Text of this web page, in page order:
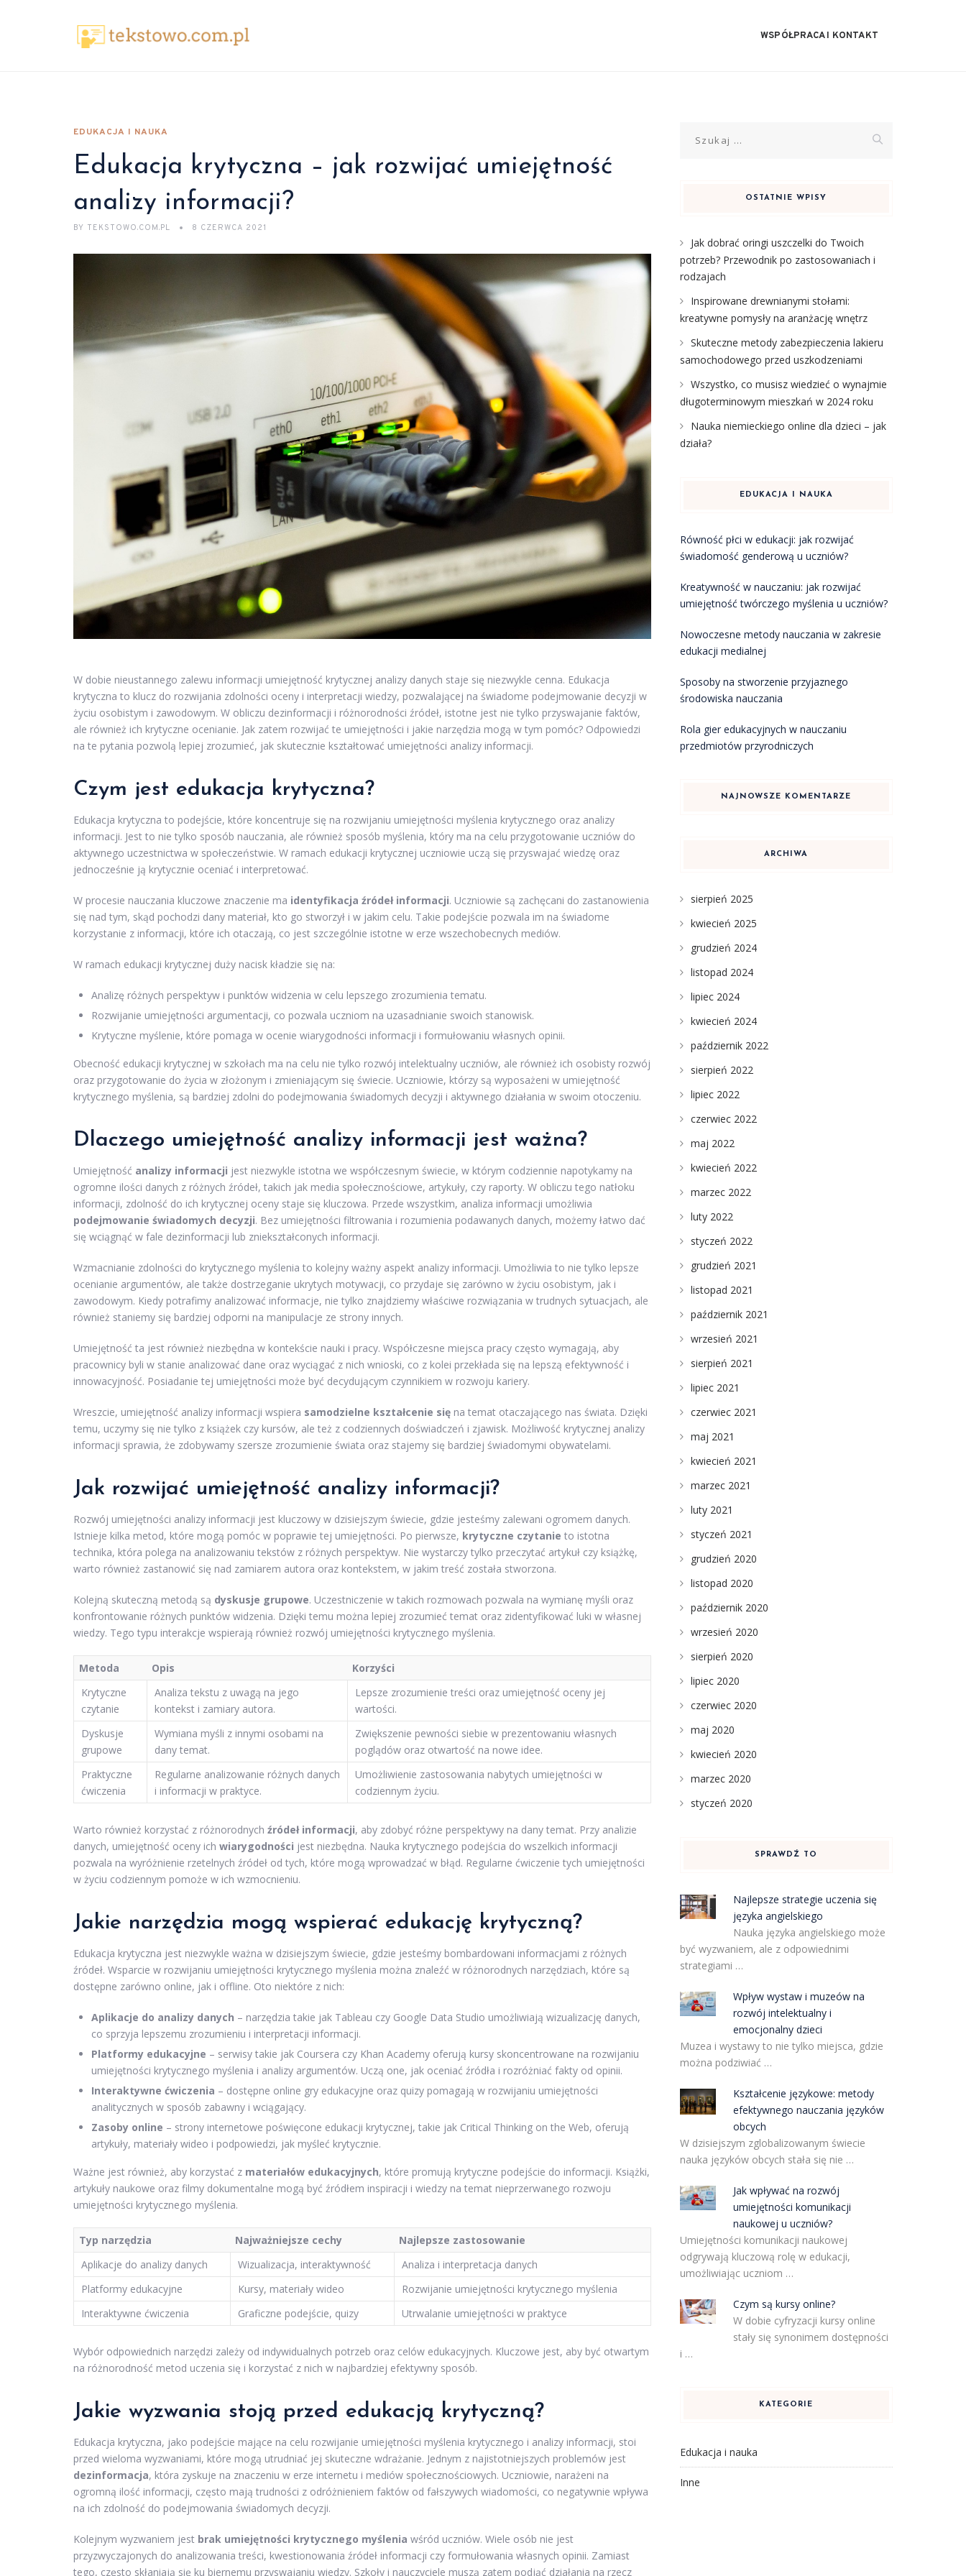
WSPÓŁPRACA I KONTAKT
EDUKACJA I NAUKA
Edukacja krytyczna – jak rozwijać umiejętność
analizy informacji?
BY TEKSTOWO.COM.PL 8 CZERWCA 2021
W dobie nieustannego zalewu informacji umiejętność krytycznej analizy danych staje się niezwykle cenna. Edukacja
krytyczna to klucz do rozwijania zdolności oceny i interpretacji wiedzy, pozwalającej na świadome podejmowanie decyzji w
życiu osobistym i zawodowym. W obliczu dezinformacji i różnorodności źródeł, istotne jest nie tylko przyswajanie faktów,
ale również ich krytyczne ocenianie. Jak zatem rozwijać te umiejętności i jakie narzędzia mogą w tym pomóc? Odpowiedzi
na te pytania pozwolą lepiej zrozumieć, jak skutecznie kształtować umiejętności analizy informacji.
Czym jest edukacja krytyczna?
Edukacja krytyczna to podejście, które koncentruje się na rozwijaniu umiejętności myślenia krytycznego oraz analizy
informacji. Jest to nie tylko sposób nauczania, ale również sposób myślenia, który ma na celu przygotowanie uczniów do
aktywnego uczestnictwa w społeczeństwie. W ramach edukacji krytycznej uczniowie uczą się przyswajać wiedzę oraz
jednocześnie ją krytycznie oceniać i interpretować.
W procesie nauczania kluczowe znaczenie ma identyfikacja źródeł informacji. Uczniowie są zachęcani do zastanowienia
się nad tym, skąd pochodzi dany materiał, kto go stworzył i w jakim celu. Takie podejście pozwala im na świadome
korzystanie z informacji, które ich otaczają, co jest szczególnie istotne w erze wszechobecnych mediów.
W ramach edukacji krytycznej duży nacisk kładzie się na:
Analizę różnych perspektyw i punktów widzenia w celu lepszego zrozumienia tematu.
Rozwijanie umiejętności argumentacji, co pozwala uczniom na uzasadnianie swoich stanowisk.
Krytyczne myślenie, które pomaga w ocenie wiarygodności informacji i formułowaniu własnych opinii.
Obecność edukacji krytycznej w szkołach ma na celu nie tylko rozwój intelektualny uczniów, ale również ich osobisty rozwój
oraz przygotowanie do życia w złożonym i zmieniającym się świecie. Uczniowie, którzy są wyposażeni w umiejętność
krytycznego myślenia, są bardziej zdolni do podejmowania świadomych decyzji i aktywnego działania w swoim otoczeniu.
Dlaczego umiejętność analizy informacji jest ważna?
Umiejętność analizy informacji jest niezwykle istotna we współczesnym świecie, w którym codziennie napotykamy na
ogromne ilości danych z różnych źródeł, takich jak media społecznościowe, artykuły, czy raporty. W obliczu tego natłoku
informacji, zdolność do ich krytycznej oceny staje się kluczowa. Przede wszystkim, analiza informacji umożliwia
podejmowanie świadomych decyzji. Bez umiejętności filtrowania i rozumienia podawanych danych, możemy łatwo dać
się wciągnąć w fale dezinformacji lub zniekształconych informacji.
Wzmacnianie zdolności do krytycznego myślenia to kolejny ważny aspekt analizy informacji. Umożliwia to nie tylko lepsze
ocenianie argumentów, ale także dostrzeganie ukrytych motywacji, co przydaje się zarówno w życiu osobistym, jak i
zawodowym. Kiedy potrafimy analizować informacje, nie tylko znajdziemy właściwe rozwiązania w trudnych sytuacjach, ale
również staniemy się bardziej odporni na manipulacje ze strony innych.
Umiejętność ta jest również niezbędna w kontekście nauki i pracy. Współczesne miejsca pracy często wymagają, aby
pracownicy byli w stanie analizować dane oraz wyciągać z nich wnioski, co z kolei przekłada się na lepszą efektywność i
innowacyjność. Posiadanie tej umiejętności może być decydującym czynnikiem w rozwoju kariery.
Wreszcie, umiejętność analizy informacji wspiera samodzielne kształcenie się na temat otaczającego nas świata. Dzięki
temu, uczymy się nie tylko z książek czy kursów, ale też z codziennych doświadczeń i zjawisk. Możliwość krytycznej analizy
informacji sprawia, że zdobywamy szersze zrozumienie świata oraz stajemy się bardziej świadomymi obywatelami.
Jak rozwijać umiejętność analizy informacji?
Rozwój umiejętności analizy informacji jest kluczowy w dzisiejszym świecie, gdzie jesteśmy zalewani ogromem danych.
Istnieje kilka metod, które mogą pomóc w poprawie tej umiejętności. Po pierwsze, krytyczne czytanie to istotna
technika, która polega na analizowaniu tekstów z różnych perspektyw. Nie wystarczy tylko przeczytać artykuł czy książkę,
warto również zastanowić się nad zamiarem autora oraz kontekstem, w jakim treść została stworzona.
Kolejną skuteczną metodą są dyskusje grupowe. Uczestniczenie w takich rozmowach pozwala na wymianę myśli oraz
konfrontowanie różnych punktów widzenia. Dzięki temu można lepiej zrozumieć temat oraz zidentyfikować luki w własnej
wiedzy. Tego typu interakcje wspierają również rozwój umiejętności krytycznego myślenia.
Metoda Opis
Korzyści
Krytyczne
czytanie
Analiza tekstu z uwagą na jego
kontekst i zamiary autora.
Lepsze zrozumienie treści oraz umiejętność oceny jej
wartości.
Dyskusje
grupowe
Wymiana myśli z innymi osobami na
dany temat.
Zwiększenie pewności siebie w prezentowaniu własnych
poglądów oraz otwartość na nowe idee.
Praktyczne
ćwiczenia
Regularne analizowanie różnych danych
i informacji w praktyce.
Umożliwienie zastosowania nabytych umiejętności w
codziennym życiu.
Warto również korzystać z różnorodnych źródeł informacji, aby zdobyć różne perspektywy na dany temat. Przy analizie
danych, umiejętność oceny ich wiarygodności jest niezbędna. Nauka krytycznego podejścia do wszelkich informacji
pozwala na wyróżnienie rzetelnych źródeł od tych, które mogą wprowadzać w błąd. Regularne ćwiczenie tych umiejętności
w życiu codziennym pomoże w ich wzmocnieniu.
Jakie narzędzia mogą wspierać edukację krytyczną?
Edukacja krytyczna jest niezwykle ważna w dzisiejszym świecie, gdzie jesteśmy bombardowani informacjami z różnych
źródeł. Wsparcie w rozwijaniu umiejętności krytycznego myślenia można znaleźć w różnorodnych narzędziach, które są
dostępne zarówno online, jak i offline. Oto niektóre z nich:
Aplikacje do analizy danych – narzędzia takie jak Tableau czy Google Data Studio umożliwiają wizualizację danych,
co sprzyja lepszemu zrozumieniu i interpretacji informacji.
Platformy edukacyjne – serwisy takie jak Coursera czy Khan Academy oferują kursy skoncentrowane na rozwijaniu
umiejętności krytycznego myślenia i analizy argumentów. Uczą one, jak oceniać źródła i rozróżniać fakty od opinii.
Interaktywne ćwiczenia – dostępne online gry edukacyjne oraz quizy pomagają w rozwijaniu umiejętności
analitycznych w sposób zabawny i wciągający.
Zasoby online – strony internetowe poświęcone edukacji krytycznej, takie jak Critical Thinking on the Web, oferują
artykuły, materiały wideo i podpowiedzi, jak myśleć krytycznie.
Ważne jest również, aby korzystać z materiałów edukacyjnych, które promują krytyczne podejście do informacji. Książki,
artykuły naukowe oraz filmy dokumentalne mogą być źródłem inspiracji i wiedzy na temat nieprzerwanego rozwoju
umiejętności krytycznego myślenia.
Typ narzędzia Najważniejsze cechy
Najlepsze zastosowanie
Aplikacje do analizy danych
Wizualizacja, interaktywność
Analiza i interpretacja danych
Platformy edukacyjne
Kursy, materiały wideo
Rozwijanie umiejętności krytycznego myślenia
Interaktywne ćwiczenia
Graficzne podejście, quizy Utrwalanie umiejętności w praktyce
Wybór odpowiednich narzędzi zależy od indywidualnych potrzeb oraz celów edukacyjnych. Kluczowe jest, aby być otwartym
na różnorodność metod uczenia się i korzystać z nich w najbardziej efektywny sposób.
Jakie wyzwania stoją przed edukacją krytyczną?
Edukacja krytyczna, jako podejście mające na celu rozwijanie umiejętności myślenia krytycznego i analizy informacji, stoi
przed wieloma wyzwaniami, które mogą utrudniać jej skuteczne wdrażanie. Jednym z najistotniejszych problemów jest
dezinformacja, która zyskuje na znaczeniu w erze internetu i mediów społecznościowych. Uczniowie, narażeni na
ogromną ilość informacji, często mają trudności z odróżnieniem faktów od fałszywych wiadomości, co negatywnie wpływa
na ich zdolność do podejmowania świadomych decyzji.
Kolejnym wyzwaniem jest brak umiejętności krytycznego myślenia wśród uczniów. Wiele osób nie jest
przyzwyczajonych do analizowania treści, kwestionowania źródeł informacji czy formułowania własnych opinii. Zamiast
tego, często skłaniają się ku biernemu przyswajaniu wiedzy. Szkoły i nauczyciele muszą zatem podjąć działania na rzecz
OSTATNIE WPISY
Jak dobrać oringi uszczelki do Twoich
potrzeb? Przewodnik po zastosowaniach i
rodzajach
Inspirowane drewnianymi stołami:
kreatywne pomysły na aranżację wnętrz
Skuteczne metody zabezpieczenia lakieru
samochodowego przed uszkodzeniami
Wszystko, co musisz wiedzieć o wynajmie
długoterminowym mieszkań w 2024 roku
Nauka niemieckiego online dla dzieci – jak
działa?
EDUKACJA I NAUKA
Równość płci w edukacji: jak rozwijać
świadomość genderową u uczniów?
Kreatywność w nauczaniu: jak rozwijać
umiejętność twórczego myślenia u uczniów?
Nowoczesne metody nauczania w zakresie
edukacji medialnej
Sposoby na stworzenie przyjaznego
środowiska nauczania
Rola gier edukacyjnych w nauczaniu
przedmiotów przyrodniczych
NAJNOWSZE KOMENTARZE
ARCHIWA
sierpień 2025
kwiecień 2025
grudzień 2024
listopad 2024
lipiec 2024
kwiecień 2024
październik 2022
sierpień 2022
lipiec 2022
czerwiec 2022
maj 2022
kwiecień 2022
marzec 2022
luty 2022
styczeń 2022
grudzień 2021
listopad 2021
październik 2021
wrzesień 2021
sierpień 2021
lipiec 2021
czerwiec 2021
maj 2021
kwiecień 2021
marzec 2021
luty 2021
styczeń 2021
grudzień 2020
listopad 2020
październik 2020
wrzesień 2020
sierpień 2020
lipiec 2020
czerwiec 2020
maj 2020
kwiecień 2020
marzec 2020
styczeń 2020
SPRAWDŹ TO
Najlepsze strategie uczenia się
języka angielskiego
Nauka języka angielskiego może
być wyzwaniem, ale z odpowiednimi
strategiami …
Wpływ wystaw i muzeów na
rozwój intelektualny i
emocjonalny dzieci
Muzea i wystawy to nie tylko miejsca, gdzie
można podziwiać …
Kształcenie językowe: metody
efektywnego nauczania języków
obcych
W dzisiejszym zglobalizowanym świecie
nauka języków obcych stała się nie …
Jak wpływać na rozwój
umiejętności komunikacji
naukowej u uczniów?
Umiejętności komunikacji naukowej
odgrywają kluczową rolę w edukacji,
umożliwiając uczniom …
Czym są kursy online?
W dobie cyfryzacji kursy online
stały się synonimem dostępności
i …
KATEGORIE
Edukacja i nauka
Inne